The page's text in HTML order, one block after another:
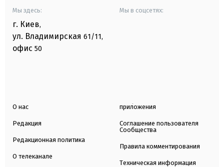
Мы здесь:
г. Киев,
ул. Владимирская 61/11,
офис 50
Мы в соцсетях:
О нас
Редакция
Редакционная политика
О телеканале
приложения
Соглашение пользователя
Сообщества
Правила комментирования
Техническая информация